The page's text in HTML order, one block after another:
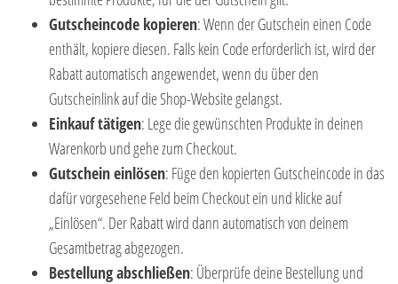
Gutscheincode kopieren: Wenn der Gutschein einen Code
enthält, kopiere diesen. Falls kein Code erforderlich ist, wird der
Rabatt automatisch angewendet, wenn du über den
Gutscheinlink auf die Shop-Website gelangst.
Einkauf tätigen: Lege die gewünschten Produkte in deinen
Warenkorb und gehe zum Checkout.
Gutschein einlösen: Füge den kopierten Gutscheincode in das
dafür vorgesehene Feld beim Checkout ein und klicke auf
„Einlösen“. Der Rabatt wird dann automatisch von deinem
Gesamtbetrag abgezogen.
Bestellung abschließen: Überprüfe deine Bestellung und